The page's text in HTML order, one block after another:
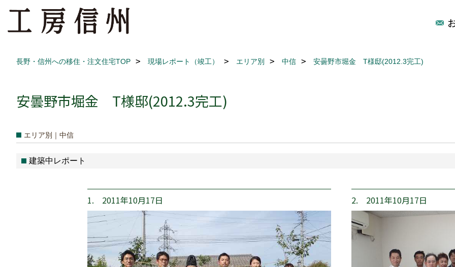
長野・信州への移住・注文住宅TOP 現場レポート（竣工） エリア別 中信 安曇野市堀金 T様邸(2012.3完工)
安曇野市堀金 T様邸(2012.3完工)
エリア別｜中信
建築中レポート
1. 2011年10月17日 2. 2011年10月17日